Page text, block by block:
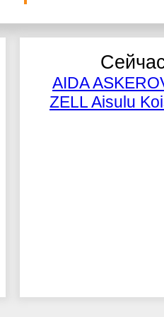
AIDA
ZELLAisulu